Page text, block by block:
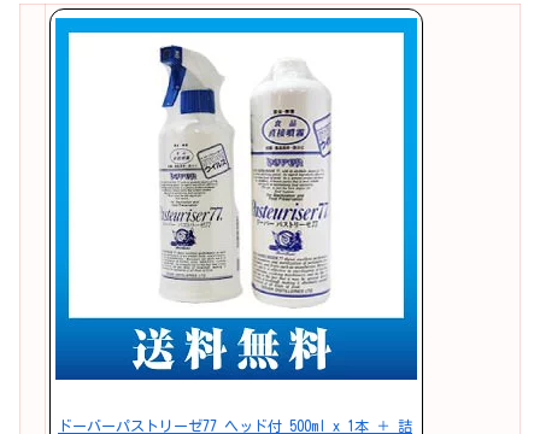
ドーバーパストリーゼ77 ヘッド付 500ml x 1本 ＋ 詰